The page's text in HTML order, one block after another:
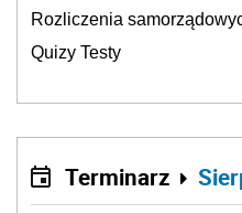
Rozliczenia
Quizy Testy
Terminarz